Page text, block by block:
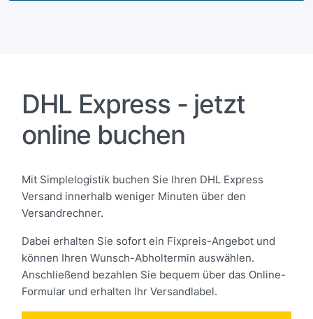
DHL Express - jetzt
online buchen
Mit Simplelogistik buchen Sie Ihren DHL Express
Versand innerhalb weniger Minuten über den
Versandrechner.
Dabei erhalten Sie sofort ein Fixpreis-Angebot und
können Ihren Wunsch-Abholtermin auswählen.
Anschließend bezahlen Sie bequem über das Online-
Formular und erhalten Ihr Versandlabel.